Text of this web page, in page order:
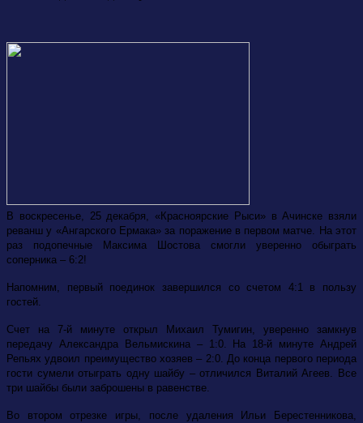
В воскресенье, 25 декабря, «Красноярские Рыси» в Ачинске взяли
реванш у «Ангарского Ермака» за поражение в первом матче. На этот
раз подопечные Максима Шостова смогли уверенно обыграть
соперника – 6:2!
Напомним, первый поединок завершился со счетом 4:1 в пользу
гостей.
Счет на 7-й минуте открыл Михаил Тумигин, уверенно замкнув
передачу Александра Вельмискина – 1:0. На 18-й минуте Андрей
Репьях удвоил преимущество хозяев – 2:0. До конца первого периода
гости сумели отыграть одну шайбу – отличился Виталий Агеев. Все
три шайбы были заброшены в равенстве.
Во втором отрезке игры, после удаления Ильи Берестенникова,